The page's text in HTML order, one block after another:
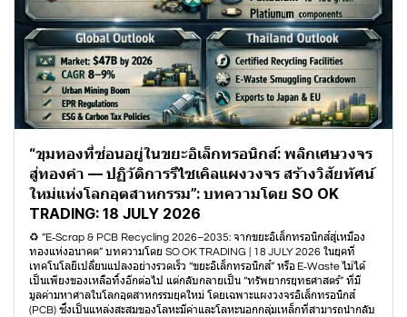
“ขุมทองที่ซ่อนอยู่ในขยะอิเล็กทรอนิกส์: พลิกเศษวงจร
สู่ทองคำ — ปฏิวัติการรีไซเคิลแผงวงจร สร้างวิสัยทัศน์
ใหม่แห่งโลกอุตสาหกรรม”: บทความโดย SO OK
TRADING: 18 JULY 2026
♻️ “E‑Scrap & PCB Recycling 2026–2035: จากขยะอิเล็กทรอนิกส์สู่เหมือง
ทองแห่งอนาคต” บทความโดย SO OK TRADING | 18 JULY 2026 ในยุคที่
เทคโนโลยีเปลี่ยนแปลงอย่างรวดเร็ว “ขยะอิเล็กทรอนิกส์” หรือ E‑Waste ไม่ได้
เป็นเพียงของเหลือทิ้งอีกต่อไป แต่กลับกลายเป็น “ทรัพยากรยุทธศาสตร์” ที่มี
มูลค่ามหาศาลในโลกอุตสาหกรรมยุคใหม่ โดยเฉพาะแผงวงจรอิเล็กทรอนิกส์
(PCB) ซึ่งเป็นแหล่งสะสมของโลหะมีค่าและโลหะนอกกลุ่มเหล็กที่สามารถนำกลับ